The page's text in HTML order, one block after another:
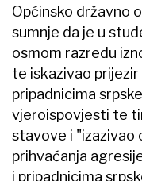
Općinsko državno
sumnje da je u
osmom razredu
te iskazivao
pripadnicima
vjeroispovjesti te
stavove i "izazivao
prihvaćanja
i pripadnicima